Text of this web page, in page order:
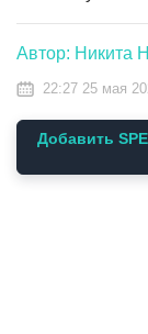
Автор: Никита
22:27 25 мая
Добавить